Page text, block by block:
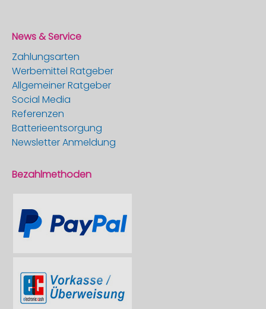
News & Service
Zahlungsarten
Werbemittel Ratgeber
Allgemeiner Ratgeber
Social Media
Referenzen
Batterieentsorgung
Newsletter Anmeldung
Bezahlmethoden